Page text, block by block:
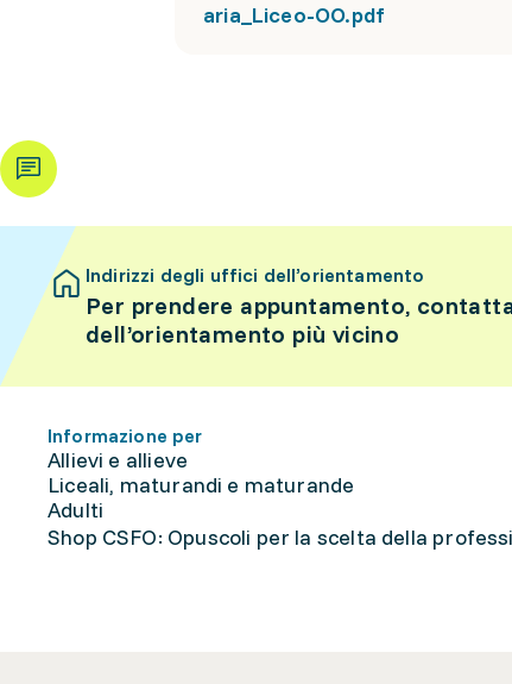
aria_Liceo-OO.pdf
Indirizzi degli uffici dell’orientamento
Per prendere appuntamento,
dell’orientamento più vicino
Informazione per
Allievi e allieve
Liceali, maturandi e maturande
Adulti
Shop CSFO: Opuscoli per la scelta della